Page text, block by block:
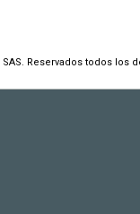
Reservados todos los